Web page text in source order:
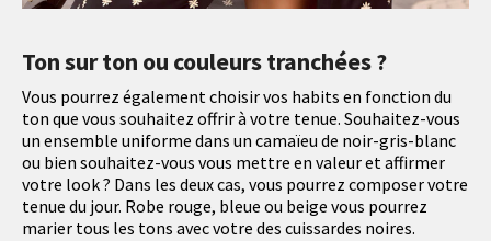
Ton sur ton ou couleurs tranchées ?
Vous pourrez également choisir vos habits en fonction du
ton que vous souhaitez offrir à votre tenue. Souhaitez-vous
un ensemble uniforme dans un camaïeu de noir-gris-blanc
ou bien souhaitez-vous vous mettre en valeur et affirmer
votre look ? Dans les deux cas, vous pourrez composer votre
tenue du jour. Robe rouge, bleue ou beige vous pourrez
marier tous les tons avec votre des cuissardes noires.